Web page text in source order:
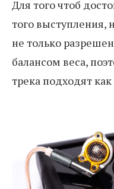
Для того чтоб
того
не только
балансом веса,
трека подходят как